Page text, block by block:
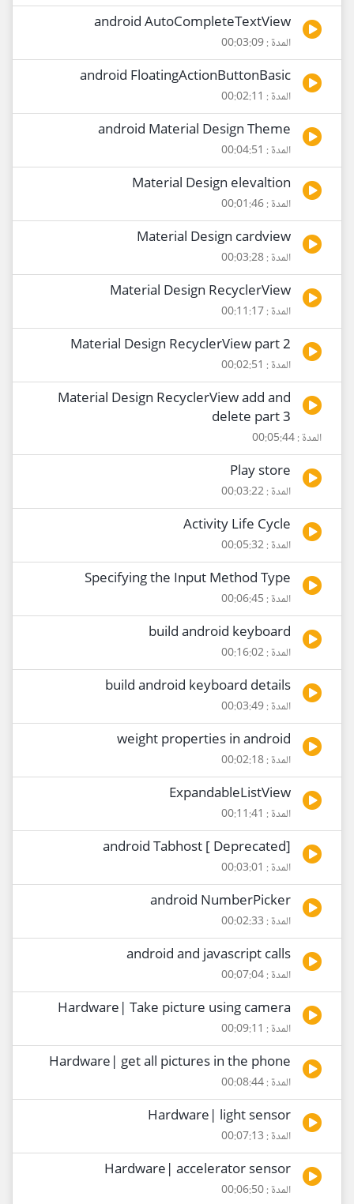
android AutoCompleteTextView
المدة : 00:03:09
android FloatingActionButtonBasic
المدة : 00:02:11
android Material Design Theme
المدة : 00:04:51
Material Design elevaltion
المدة : 00:01:46
Material Design cardview
المدة : 00:03:28
Material Design RecyclerView
المدة : 00:11:17
Material Design RecyclerView part 2
المدة : 00:02:51
Material Design RecyclerView add and
delete part 3
المدة : 00:05:44
Play store
المدة : 00:03:22
Activity Life Cycle
المدة : 00:05:32
Specifying the Input Method Type
المدة : 00:06:45
build android keyboard
المدة : 00:16:02
build android keyboard details
المدة : 00:03:49
weight properties in android
المدة : 00:02:18
ExpandableListView
المدة : 00:11:41
[Deprecated ] android Tabhost
المدة : 00:03:01
android NumberPicker
المدة : 00:02:33
android and javascript calls
المدة : 00:07:04
Hardware| Take picture using camera
المدة : 00:09:11
Hardware| get all pictures in the phone
المدة : 00:08:44
Hardware| light sensor
المدة : 00:07:13
Hardware| accelerator sensor
المدة : 00:06:50